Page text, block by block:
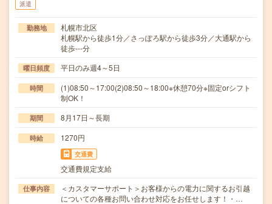
派遣
勤務地
札幌市北区
札幌駅から徒歩1分／さっぽろ駅から徒歩3分／大通駅から
徒歩---分
曜日頻度 平日のみ週4～5日
時間
(1)08:50～17:00(2)08:50～18:00※休憩70分※固定orシフト
制OK！
期間 8月17日～長期
時給 1270円
交通費
交通費規定支給
仕事内容
＜カスタマーサポート＞お客様からの電力に関するお引越
についての各種お問い合わせ対応をお任せします！・…